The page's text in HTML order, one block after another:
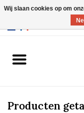
Slip
Producten
Wij slaan cookies op om